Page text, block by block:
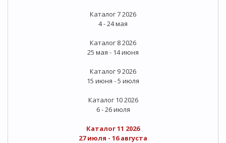
Каталог 7 2026
4 - 24 мая
Каталог 8 2026
25 мая - 14 июня
Каталог 9 2026
15 июня - 5 июля
Каталог 10 2026
6 - 26 июля
Каталог 11 2026
27 июля - 16 августа